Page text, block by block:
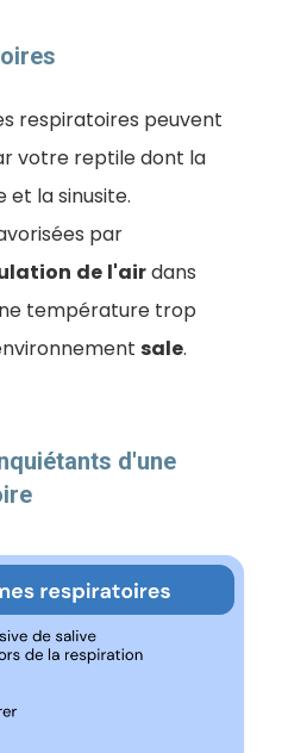
respiratoires peuvent
votre reptile dont la
et la sinusite.
par
de l'airdans
température trop
sale.
d'une